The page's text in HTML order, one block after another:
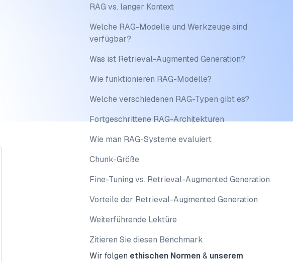
RAG vs. langer Kontext
Welche RAG-Modelle und Werkzeuge sind
verfügbar?
Was ist Retrieval-Augmented Generation?
Wie funktionieren RAG-Modelle?
Welche verschiedenen RAG-Typen gibt es?
Fortgeschrittene RAG-Architekturen
Wie man RAG-Systeme evaluiert
Chunk-Größe
Fine-Tuning vs. Retrieval-Augmented Generation
Vorteile der Retrieval-Augmented Generation
Weiterführende Lektüre
Zitieren Sie diesen Benchmark
Wir folgen ethischen Normen& unserem